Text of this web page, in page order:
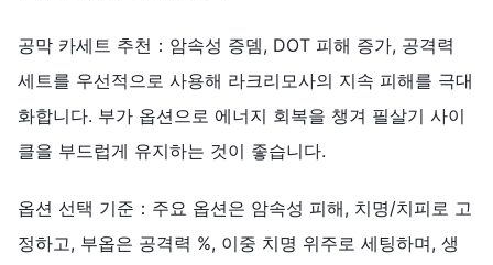
공막 카세트 추천：암속성 증뎀, DOT 피해 증가, 공격력
세트를 우선적으로 사용해 라크리모사의 지속 피해를 극대
화합니다. 부가 옵션으로 에너지 회복을 챙겨 필살기 사이
클을 부드럽게 유지하는 것이 좋습니다.
옵션 선택 기준：주요 옵션은 암속성 피해, 치명/치피로 고
정하고, 부옵은 공격력 %, 이중 치명 위주로 세팅하며, 생